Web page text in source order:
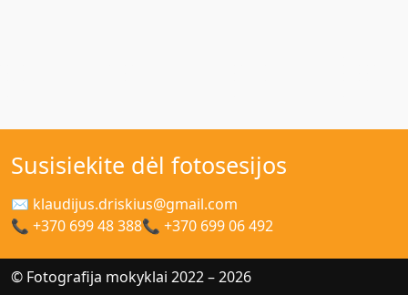
Susisiekite dėl fotosesijos
✉ klaudijus.driskius@gmail.com
📞 +370 699 48 388📞 +370 699 06 492
© Fotografija mokyklai 2022 – 2026